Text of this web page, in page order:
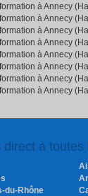
à Annecy
à Annecy
à Annecy
à Annecy
à Annecy
à Annecy
à Annecy
à Annecy
direct à
du-Rhône